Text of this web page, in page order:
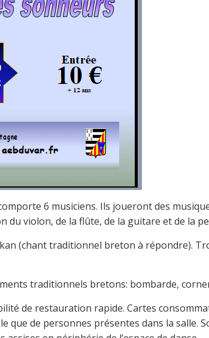
6 musiciens. Ils joueront des
du violon, de la flûte, de la guitare et de la
(chant traditionnel breton à répondre).
traditionnels bretons: bombarde,
de restauration rapide. Cartes
que de personnes présentes dans la salle.